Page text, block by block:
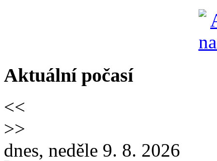
Aktuální počasí
<<
>>
dnes, neděle 9. 8. 2026